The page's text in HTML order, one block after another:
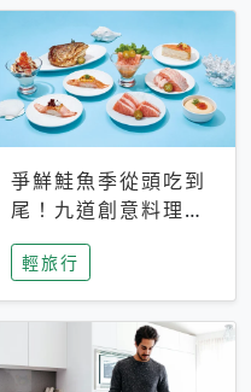
爭鮮鮭魚季從頭吃到
尾！九道創意料理、
鮭魚扇滿額送與父親
節聚餐亮點
輕旅行